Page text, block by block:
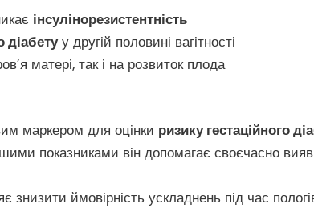
інсулінорезистентність
діабетуу другій половині вагітності
матері, так і на розвиток плода
маркером для оцінки ризику гестаційного
показниками він допомагає своєчасно
знизити ймовірність ускладнень під час